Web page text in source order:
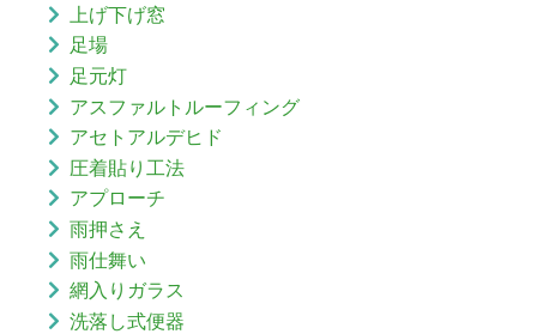
上げ下げ窓
足場
足元灯
アスファルトルーフィング
アセトアルデヒド
圧着貼り工法
アプローチ
雨押さえ
雨仕舞い
網入りガラス
洗落し式便器